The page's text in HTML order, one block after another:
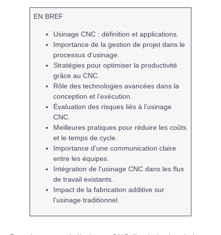
EN BREF
Usinage CNC : définition et applications.
Importance de lagestion de projet dans le
processus d’usinage.
Stratégies pouroptimiser la productivité
grâce au CNC.
Rôle destechnologies avancées dans la
conception et l’exécution.
Évaluation des risques liés à l’usinage
CNC.
Meilleures pratiques pour réduire les coûts
et le temps de cycle.
Importance d’unecommunication claire
entre les équipes.
Intégration de l’usinage CNC dans lesflux
de travail existants.
Impact de lafabrication additive sur
l’usinage traditionnel.